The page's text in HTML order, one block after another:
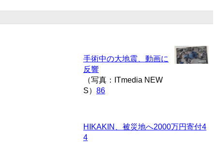
手術中の大地震、動画に
反響
（写真：ITmedia NEW
S） 86
HIKAKIN、被災地へ2000万円寄付4
4